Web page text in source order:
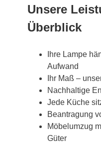
Unsere
Überblick
Ihre Lampe
Aufwand
Ihr Maß –
Nachhaltige
Jede Küche
Beantragung
Möbelumzug
Güter